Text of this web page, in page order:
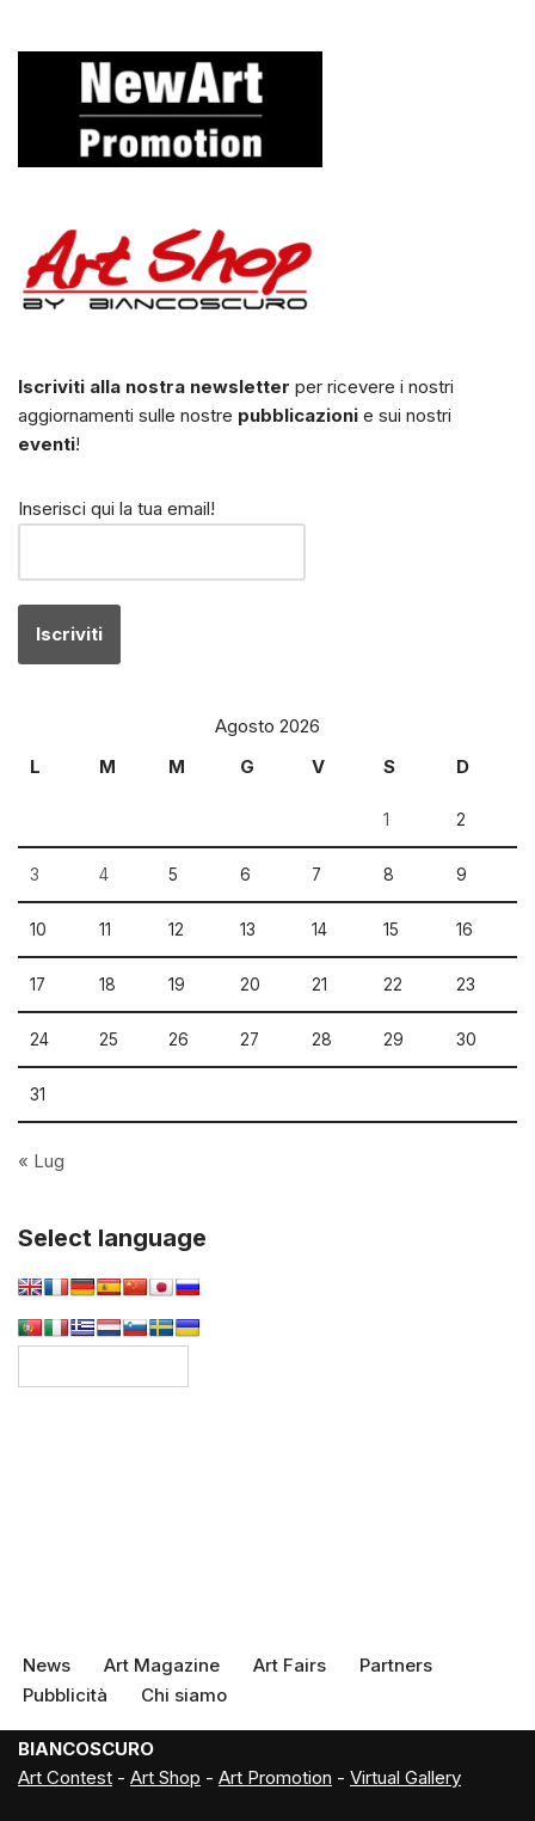
Iscriviti alla nostra newsletter per ricevere i nostri
aggiornamenti sulle nostre pubblicazioni e sui nostri
eventi!
Inserisci qui la tua email!
Agosto 2026
L
M M G V S D
1 2
3 4 5 6 7 8 9
10 11 12 13 14 15 16
17 18 19 20 21 22 23
24 25 26 27 28 29 30
31
« Lug
Select language
News Art Magazine Art Fairs
Partners
Pubblicità
Chi siamo
BIANCOSCURO
Art Contest - Art Shop - Art Promotion - Virtual Gallery